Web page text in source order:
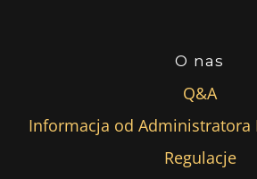
O nas
Q&A
Informacja od Administratora
Regulacje